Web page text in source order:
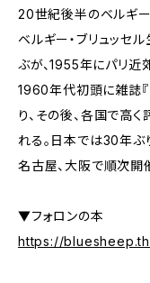
20世紀後半のベルギー
ベルギー・ブリュッセ
ぶが、1955年にパリ近
1960年代初頭に雑誌『
り、その後、各国で高
れる。日本では30年ぶ
名古屋、大阪で順次開
▼フォロンの本
https://